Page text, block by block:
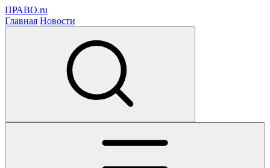
ПРАВО.ru
Главная Новости